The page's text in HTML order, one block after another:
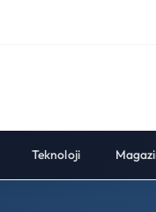
Teknoloji